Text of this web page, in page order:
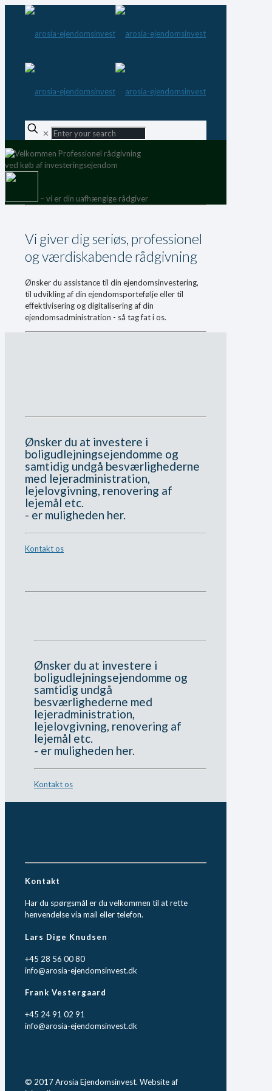
✕
Professionel rådgivning
ved køb af investeringsejendom
– vi er din uafhængige rådgiver
Vi giver dig seriøs, professionel
og værdiskabende rådgivning
Ønsker du assistance til din ejendomsinvestering,
til udvikling af din ejendomsportefølje eller til
effektivisering og digitalisering af din
ejendomsadministration - så tag fat i os.
Ønsker du at investere i
boligudlejningsejendomme og
samtidig undgå besværlighederne
med lejeradministration,
lejelovgivning, renovering af
lejemål etc.
- er muligheden her.
Kontakt os
Ønsker du at investere i
boligudlejningsejendomme og
samtidig undgå
besværlighederne med
lejeradministration,
lejelovgivning, renovering af
lejemål etc.
- er muligheden her.
Kontakt os
Kontakt
Har du spørgsmål er du velkommen til at rette
henvendelse via mail eller telefon.
Lars Dige Knudsen
+45 28 56 00 80
info@arosia-ejendomsinvest.dk
Frank Vestergaard
+45 24 91 02 91
info@arosia-ejendomsinvest.dk
© 2017 Arosia Ejendomsinvest. Website af